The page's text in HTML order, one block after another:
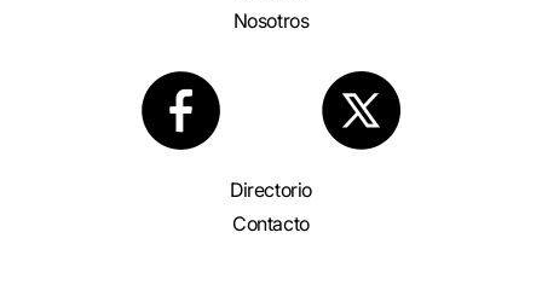
Nosotros
Directorio
Contacto